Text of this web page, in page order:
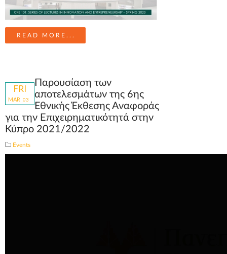
READ MORE...
FRI
MAR 03
Παρουσίαση των
αποτελεσμάτων της 6ης
Εθνικής Έκθεσης Αναφοράς
για την Επιχειρηματικότητά στην
Κύπρο 2021/2022
Events